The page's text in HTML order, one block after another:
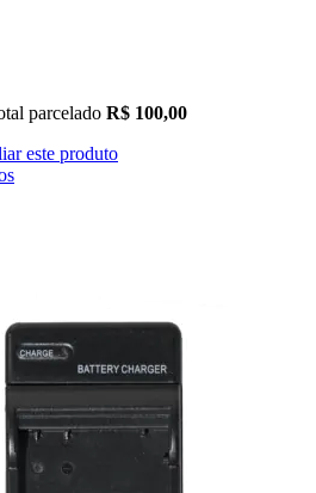
parcelado R$ 100,00
este produto